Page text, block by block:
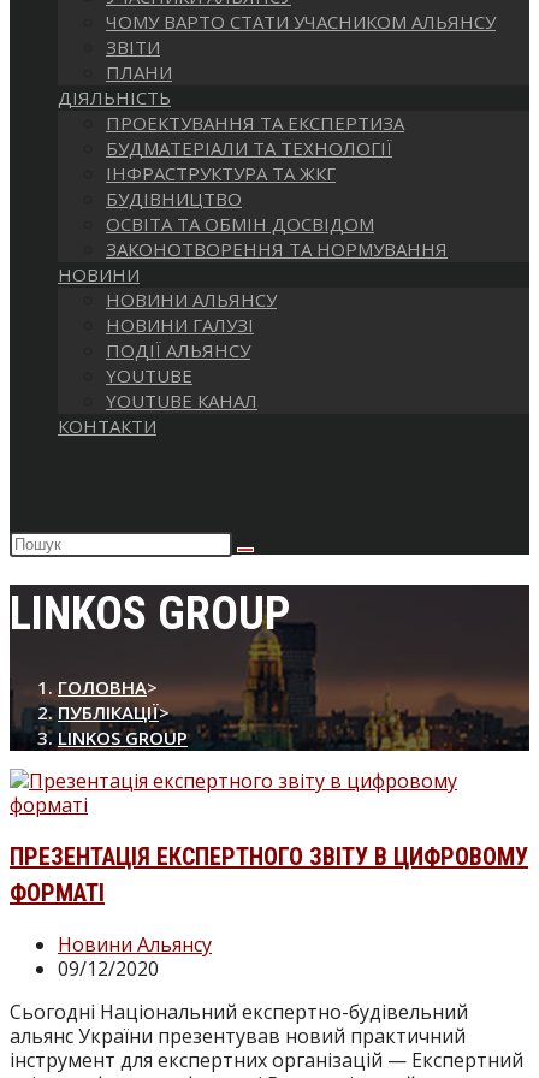
САЙТІ
ЧОМУ ВАРТО СТАТИ УЧАСНИКОМ АЛЬЯНСУ
ЗВІТИ
ПЛАНИ
ДІЯЛЬНІСТЬ
ПРОЕКТУВАННЯ ТА ЕКСПЕРТИЗА
БУДМАТЕРІАЛИ ТА ТЕХНОЛОГІЇ
ІНФРАСТРУКТУРА ТА ЖКГ
БУДІВНИЦТВО
ОСВІТА ТА ОБМІН ДОСВІДОМ
ЗАКОНОТВОРЕННЯ ТА НОРМУВАННЯ
НОВИНИ
НОВИНИ АЛЬЯНСУ
НОВИНИ ГАЛУЗІ
ПОДІЇ АЛЬЯНСУ
YOUTUBE
YOUTUBE КАНАЛ
КОНТАКТИ
Пошук
на
сайті
LINKOS GROUP
ГОЛОВНА>
ПУБЛІКАЦІЇ>
LINKOS GROUP
ПРЕЗЕНТАЦІЯ ЕКСПЕРТНОГО ЗВІТУ В ЦИФРОВОМУ
ФОРМАТІ
Категорія
запису:
Новини Альянсу
Запис
09/12/2020
Сьогодні Національний експертно-будівельний
альянс України презентував новий практичний
інструмент для експертних організацій — Експертний